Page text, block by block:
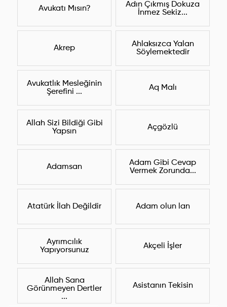
Avukatı Mısın?
Adın Çıkmış Dokuza
İnmez Sekiz...
Akrep
Ahlaksızca Yalan
Söylemektedir
Avukatlık Mesleğinin
Şerefini ...
Aq Malı
Allah Sizi Bildiği Gibi
Yapsın
Açgözlü
Adamsan
Adam Gibi Cevap
Vermek Zorunda...
Atatürk İlah Değildir Adam olun lan
Ayrımcılık
Yapıyorsunuz
Akçeli İşler
Allah Sana
Görünmeyen Dertler
...
Asistanın Tekisin